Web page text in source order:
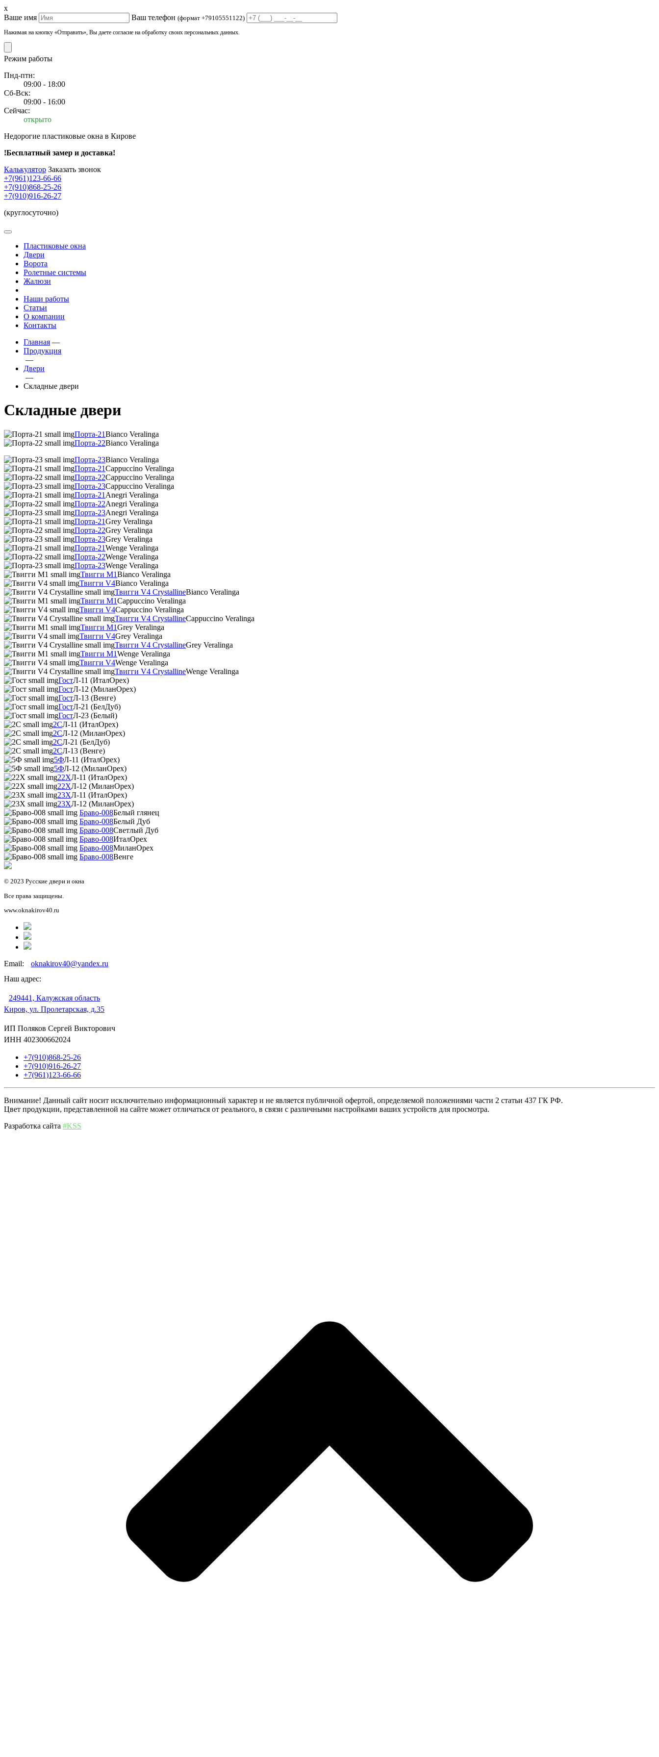
x
Ваше имя
Ваш телефон (формат +79105551122)
Нажимая на кнопку «Отправить», Вы даете согласие на обработку своих персональных данных.
Режим работы
Пнд-птн:
09:00 - 18:00
Сб-Вск:
09:00 - 16:00
Сейчас:
открыто
Недорогие пластиковые окна в Кирове
!Бесплатный замер и доставка!
Калькулятор Заказать звонок
+7(961)123-66-66
+7(910)868-25-26
+7(910)916-26-27
(круглосуточно)
Пластиковые окна
Двери
Ворота
Ролетные системы
Жалюзи
Наши работы
Статьи
О компании
Контакты
Главная —
Продукция
—
Двери
—
Складные двери
Складные двери
Порта-21Bianco Veralinga
Порта-22Bianco Veralinga
Порта-23Bianco Veralinga
Порта-21Cappuccino Veralinga
Порта-22Cappuccino Veralinga
Порта-23Cappuccino Veralinga
Порта-21 Anegri Veralinga
Порта-22Anegri Veralinga
Порта-23Anegri Veralinga
Порта-21Grey Veralinga
Порта-22Grey Veralinga
Порта-23Grey Veralinga
Порта-21Wenge Veralinga
Порта-22Wenge Veralinga
Порта-23Wenge Veralinga
Твигги M1Bianco Veralinga
Твигги V4Bianco Veralinga
Твигги V4 CrystallineBianco Veralinga
Твигги M1Cappuccino Veralinga
Твигги V4Cappuccino Veralinga
Твигги V4 CrystallineCappuccino Veralinga
Твигги M1Grey Veralinga
Твигги V4Grey Veralinga
Твигги V4 CrystallineGrey Veralinga
Твигги M1Wenge Veralinga
Твигги V4Wenge Veralinga
Твигги V4 CrystallineWenge Veralinga
ГостЛ-11 (ИталОрех)
ГостЛ-12 (МиланОрех)
ГостЛ-13 (Венге)
ГостЛ-21 (БелДуб)
ГостЛ-23 (Белый)
2СЛ-11 (ИталОрех)
2СЛ-12 (МиланОрех)
2СЛ-21 (БелДуб)
2СЛ-13 (Венге)
5ФЛ-11 (ИталОрех)
5ФЛ-12 (МиланОрех)
22ХЛ-11 (ИталОрех)
22ХЛ-12 (МиланОрех)
23ХЛ-11 (ИталОрех)
23ХЛ-12 (МиланОрех)
Браво-008Белый глянец
Браво-008Белый Дуб
Браво-008Светлый Дуб
Браво-008ИталОрех
Браво-008МиланОрех
Браво-008Венге
© 2023 Русские двери и окна
Все права защищены.
www.oknakirov40.ru
Email:
oknakirov40@yandex.ru
Наш адрес:
249441, Калужская область
Киров, ул. Пролетарская, д.35
ИП Поляков Сергей Викторович
ИНН 402300662024
+7(910)868-25-26
+7(910)916-26-27
+7(961)123-66-66
Внимание! Данный сайт носит исключительно информационный характер и не является публичной офертой, определяемой положениями части 2 статьи 437 ГК РФ.
Цвет продукции, представленной на сайте может отличаться от реального, в связи с различными настройками ваших устройств для просмотра.
Разработка сайта #KSS